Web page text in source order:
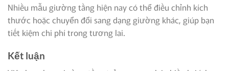
Nhiều mẫu giường tầng hiện nay có thể điều chỉnh kích
thước hoặc chuyển đổi sang dạng giường khác, giúp bạn
tiết kiệm chi phí trong tương lai.
Kết luận